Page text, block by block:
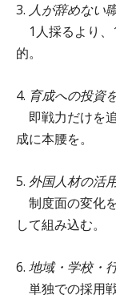
3.⁠ ⁠ 人が辞めない
1人採るより、
的。
4.⁠ ⁠ 育成への投資
即戦力だけを
成に本腰を。
5.⁠ ⁠ 外国人材の活
制度面の変化
して組み込む。
6.⁠ ⁠ 地域・学校・
単独での採用